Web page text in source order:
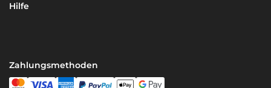
Hilfe
Zahlungsmethoden